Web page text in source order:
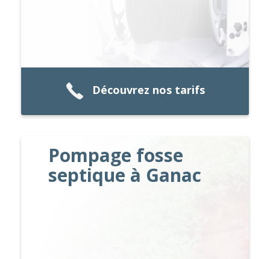
Découvrez nos tarifs
Pompage fosse
septique à Ganac